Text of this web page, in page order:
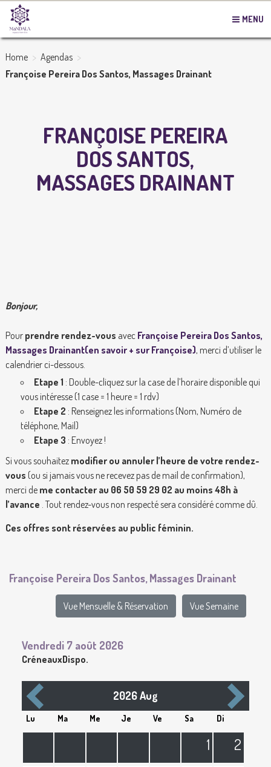
MENU
Home > Agendas >
Françoise Pereira Dos Santos, Massages Drainant
FRANÇOISE PEREIRA
DOS SANTOS,
MASSAGES DRAINANT
Bonjour,
Pour prendre rendez-vous avec Françoise Pereira Dos Santos,
Massages Drainant(en savoir + sur Françoise), merci d’utiliser le
calendrier ci-dessous.
Etape 1 : Double-cliquez sur la case de l’horaire disponible qui
vous intéresse (1 case = 1 heure = 1 rdv)
Etape 2 : Renseignez les informations (Nom, Numéro de
téléphone, Mail)
Etape 3 : Envoyez !
Si vous souhaitez modifier ou annuler l’heure de votre rendez-
vous (ou si jamais vous ne recevez pas de mail de confirmation),
merci de me contacter au 06 50 59 29 02 au moins 48h à
l’avance . Tout rendez-vous non respecté sera considéré comme dû.
Ces offres sont réservées au public féminin.
Françoise Pereira Dos Santos, Massages Drainant
Vue Mensuelle & Réservation Vue Semaine
Vendredi 7 août 2026
CréneauxDispo.
2026 Aug
Lu Ma Me Je Ve Sa Di
1
2